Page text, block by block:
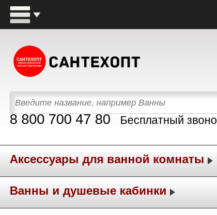
8 800 700 47 80 Бесплатный
Аксессуары для ванной комнаты
Ванны и душевые кабинки